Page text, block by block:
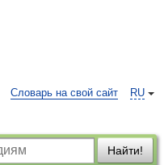
RU
Словарь на свой сайт
Найти!